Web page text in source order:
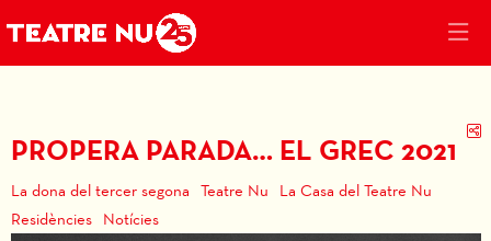
PROPERA PARADA… EL GREC 2021
La dona del tercer segona Teatre Nu
La Casa del Teatre Nu
Residències
Notícies